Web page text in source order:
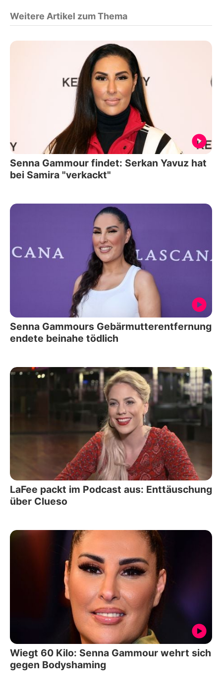
Weitere Artikel zum Thema
Senna Gammour findet: Serkan Yavuz hat
bei Samira "verkackt"
Senna Gammours Gebärmutterentfernung
endete beinahe tödlich
LaFee packt im Podcast aus: Enttäuschung
über Clueso
Wiegt 60 Kilo: Senna Gammour wehrt sich
gegen Bodyshaming